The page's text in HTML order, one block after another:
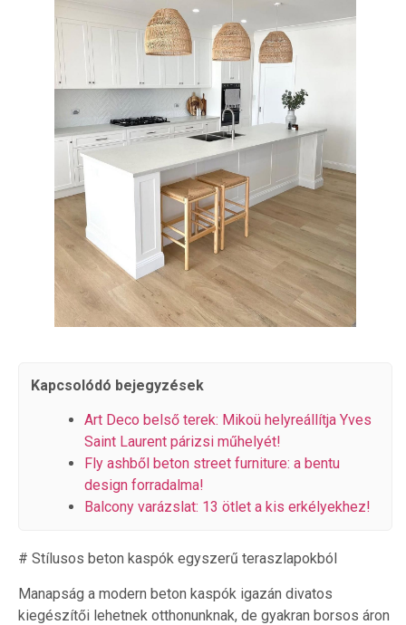
Kapcsolódó bejegyzések
Art Deco belső terek: Mikoü helyreállítja Yves
Saint Laurent párizsi műhelyét!
Fly ashből beton street furniture: a bentu
design forradalma!
Balcony varázslat: 13 ötlet a kis erkélyekhez!
# Stílusos beton kaspók egyszerű teraszlapokból
Manapság a modern beton kaspók igazán divatos
kiegészítői lehetnek otthonunknak, de gyakran borsos áron